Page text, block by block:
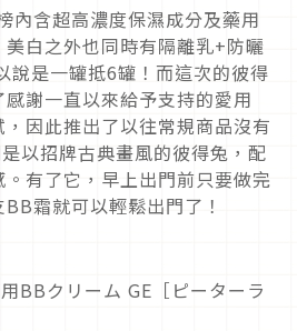
內含超高濃度保濕成分及藥用
白之外也同時有隔離乳+防曬
說是一罐抵6罐！而這次的彼得
謝一直以來給予支持的愛用
因此推出了以往常規商品沒有
以招牌古典畫風的彼得兔，配
。有了它，早上出門前只要做完
霜就可以輕鬆出門了！
BBクリーム GE［ピーターラ